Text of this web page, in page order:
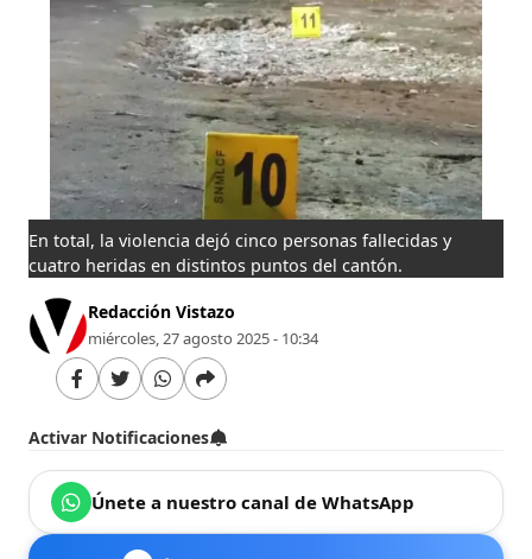
En total, la violencia dejó cinco personas fallecidas y
cuatro heridas en distintos puntos del cantón.
Redacción Vistazo
miércoles, 27 agosto 2025 - 10:34
Activar Notificaciones
Únete a nuestro canal de WhatsApp